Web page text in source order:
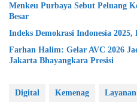
Menkeu Purbaya Sebut Peluang
Besar
Indeks Demokrasi Indonesia
Farhan Halim: Gelar AVC 2026
Jakarta Bhayangkara Presisi
Digital Kemenag